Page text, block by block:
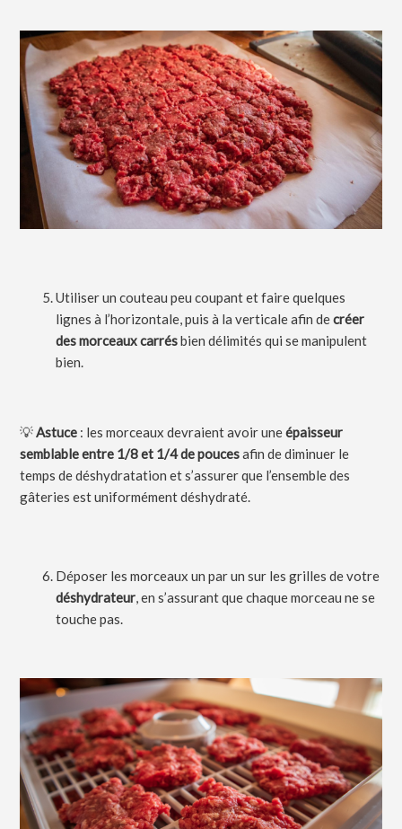
Utiliser un couteau peu coupant et faire quelques
lignes à l’horizontale, puis à la verticale afin decréer
des morceaux carrésbien délimités qui se manipulent
bien.
💡Astuce : les morceaux devraient avoir uneépaisseur
semblable entre 1/8 et 1/4 de poucesafin de diminuer le
temps de déshydratation et s’assurer que l’ensemble des
gâteries est uniformément déshydraté.
Déposer les morceaux un par un sur les grilles de votre
déshydrateur, en s’assurant que chaque morceau ne se
touche pas.